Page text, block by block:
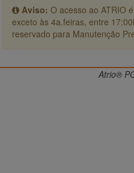
Aviso: O acesso ao ATRIO
exceto às 4a.feiras, entre
reservado para Manutenção
Atrio®